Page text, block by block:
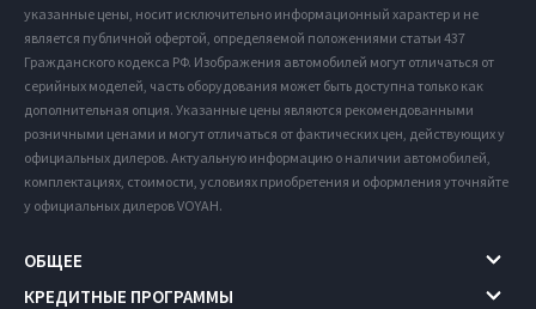
указанные цены, носит исключительно информационный характер и не
является публичной офертой, определяемой положениями статьи 437
Гражданского кодекса РФ. Изображения автомобилей могут отличаться от
серийных моделей, часть оборудования может быть доступна только как
дополнительная опция. Указанные цены являются рекомендованными
розничными ценами и могут отличаться от фактических цен, действующих у
официальных дилеров. Актуальную информацию о наличии автомобилей,
комплектациях, стоимости, условиях приобретения и оформления уточняйте
у официальных дилеров VOYAH.
ОБЩЕЕ
КРЕДИТНЫЕ ПРОГРАММЫ